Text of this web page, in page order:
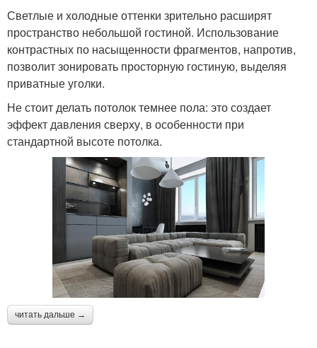
Светлые и холодные оттенки зрительно расширят
пространство небольшой гостиной. Использование
контрастных по насыщенности фрагментов, напротив,
позволит зонировать просторную гостиную, выделяя
приватные уголки.
Не стоит делать потолок темнее пола: это создает
эффект давления сверху, в особенности при
стандартной высоте потолка.
читать дальше →